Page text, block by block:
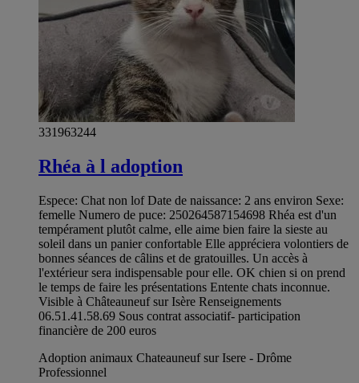
331963244
Rhéa à l adoption
Espece: Chat non lof Date de naissance: 2 ans environ Sexe:
femelle Numero de puce: 250264587154698 Rhéa est d'un
tempérament plutôt calme, elle aime bien faire la sieste au
soleil dans un panier confortable Elle appréciera volontiers de
bonnes séances de câlins et de gratouilles. Un accès à
l'extérieur sera indispensable pour elle. OK chien si on prend
le temps de faire les présentations Entente chats inconnue.
Visible à Châteauneuf sur Isère Renseignements
06.51.41.58.69 Sous contrat associatif- participation
financière de 200 euros
Adoption animaux Chateauneuf sur Isere - Drôme
Professionnel